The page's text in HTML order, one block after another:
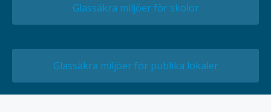
Glassäkra miljöer för skolor
Glassäkra miljöer för publika lokaler